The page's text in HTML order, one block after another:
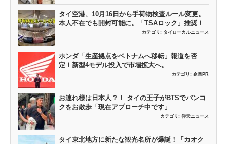
タイ空港、10月16日から手荷物検査ルール変更。
本人不在でも開封可能に。「TSAロック」推奨！
カテゴリ: タイローカルニュース
ホンダ「生産拠点をベトナムへ移転」報道を否
定！新型4モデル投入で市場拡大へ。
カテゴリ: 企業PR
お連れ様は日本人？！ タイの王子がBTSでバンコ
クをお散歩「現在アプローチ中です」
カテゴリ: 仰天ニュース
タイ東北地方に新たな観光名所が爆誕！「カオク